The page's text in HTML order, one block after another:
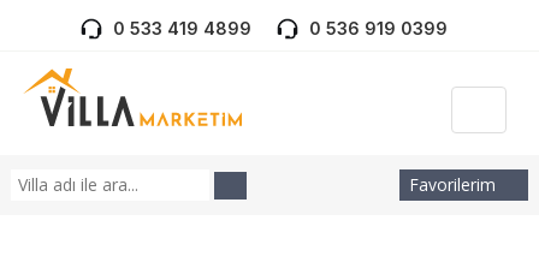
0 533 419 4899 0 536 919 0399
Favorilerim